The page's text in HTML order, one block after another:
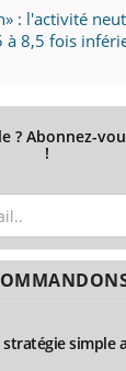
: l'activité
à 8,5 fois
? Abonnez-
!
simple